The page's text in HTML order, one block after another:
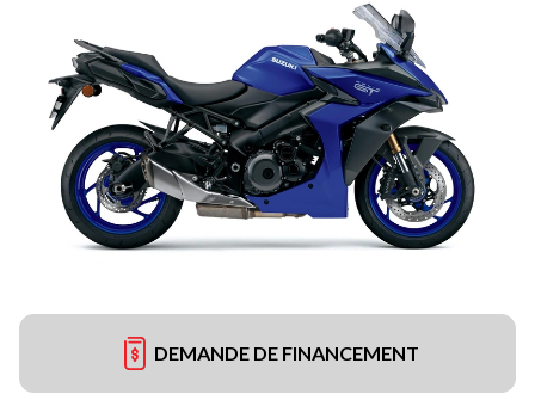
DEMANDE DE FINANCEMENT